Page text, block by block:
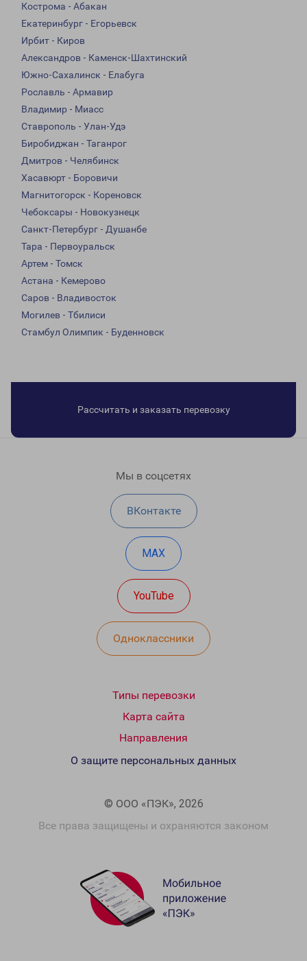
Кострома - Абакан
Екатеринбург - Егорьевск
Ирбит - Киров
Александров - Каменск-Шахтинский
Южно-Сахалинск - Елабуга
Рославль - Армавир
Владимир - Миасс
Ставрополь - Улан-Удэ
Биробиджан - Таганрог
Дмитров - Челябинск
Хасавюрт - Боровичи
Магнитогорск - Кореновск
Чебоксары - Новокузнецк
Санкт-Петербург - Душанбе
Тара - Первоуральск
Артем - Томск
Астана - Кемерово
Саров - Владивосток
Могилев - Тбилиси
Стамбул Олимпик - Буденновск
Рассчитать и заказать перевозку
Мы в соцсетях
ВКонтакте
MAX
YouTube
Одноклассники
Типы перевозки
Карта сайта
Направления
© ООО «ПЭК», 2026
Все права защищены и охраняются законом
О защите персональных данных